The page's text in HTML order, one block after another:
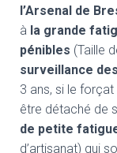
l’Arsenal de
à la grande
pénibles (Taille
surveillance
3 ans, si le
être détaché de
de petite
d’artisanat) qui